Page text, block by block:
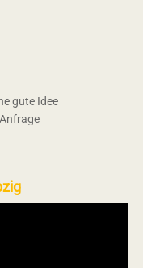
gute Idee